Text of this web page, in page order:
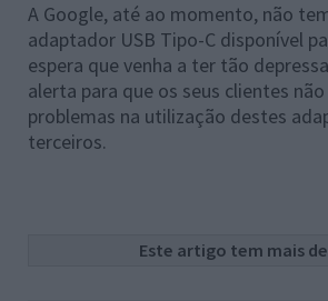
A Google, até ao momento, não
adaptador USB Tipo-C disponível
espera que venha a ter tão
alerta para que os seus clientes
problemas na utilização destes
terceiros.
Este artigo tem mais